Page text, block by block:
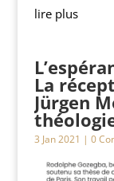
lire plus
La
Jürgen
3 Jan 2021 | 0